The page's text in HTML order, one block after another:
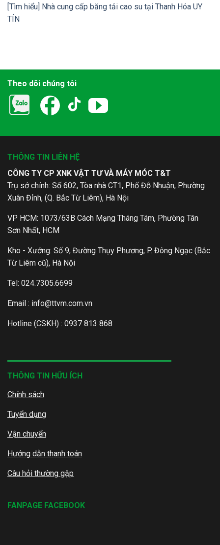
[Tìm hiểu] Nhà cung cấp băng tải cao su tại Thanh Hóa UY
TÍN
Theo dõi chúng tôi
THÔNG TIN HỮU ÍCH
Chính sách
Tuyển dụng
Vận chuyển
Hướng dẫn thanh toán
Câu hỏi thường gặp
THÔNG TIN LIÊN HỆ
CÔNG TY CP XNK VẬT TƯ VÀ MÁY MÓC T&T
Trụ sở chính: Số 602, Tòa nhà CT1, Phố Đỗ Nhuận, Phường
Xuân Đỉnh, (Q. Bắc Từ Liêm), Hà Nội
VP HCM: 1073/63B Cách Mạng Tháng Tám, Phường Tân
Sơn Nhất, HCM
Kho - Xưởng: Số 9, Đường Thụy Phương, P. Đông Ngạc (Bắc
Từ Liêm cũ), Hà Nội
Tel: 024.7305.6699
Email : info@ttvm.com.vn
Hotline (CSKH) : 0937 813 868
FANPAGE FACEBOOK